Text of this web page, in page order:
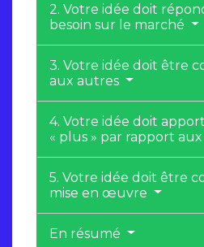
2. Votre idée doit
besoin sur le marché
3. Votre idée doit être
aux autres
4. Votre idée doit
« plus » par rapport
5. Votre idée doit être
mise en œuvre
En résumé